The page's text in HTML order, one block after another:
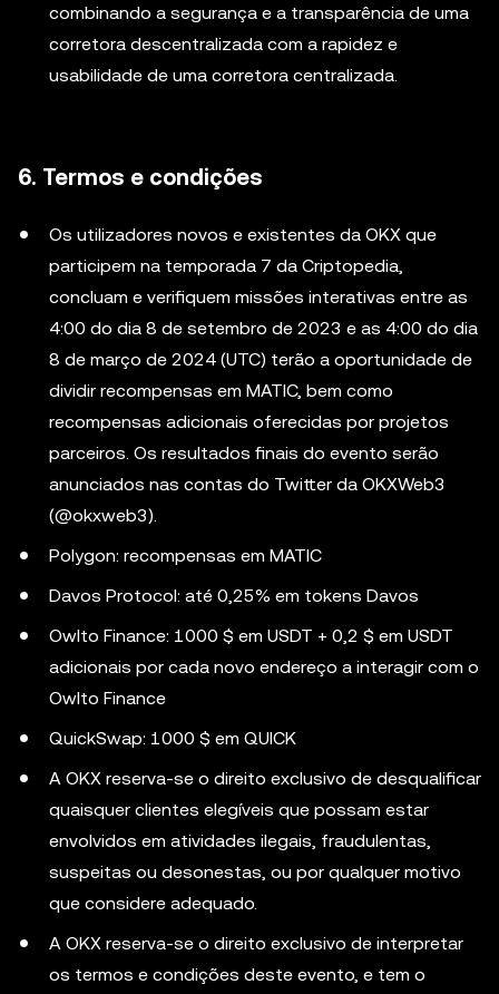
combinando a segurança e a transparência de uma
corretora descentralizada com a rapidez e
usabilidade de uma corretora centralizada.
6. Termos e condições
Os utilizadores novos e existentes da OKX que
participem na temporada 7 da Criptopedia,
concluam e verifiquem missões interativas entre as
4:00 do dia 8 de setembro de 2023 e as 4:00 do dia
8 de março de 2024 (UTC) terão a oportunidade de
dividir recompensas em MATIC, bem como
recompensas adicionais oferecidas por projetos
parceiros. Os resultados finais do evento serão
anunciados nas contas do Twitter da OKXWeb3
(@okxweb3).
Polygon: recompensas em MATIC
Davos Protocol: até 0,25% em tokens Davos
Owlto Finance: 1000 $ em USDT + 0,2 $ em USDT
adicionais por cada novo endereço a interagir com o
Owlto Finance
QuickSwap: 1000 $ em QUICK
A OKX reserva-se o direito exclusivo de desqualificar
quaisquer clientes elegíveis que possam estar
envolvidos em atividades ilegais, fraudulentas,
suspeitas ou desonestas, ou por qualquer motivo
que considere adequado.
A OKX reserva-se o direito exclusivo de interpretar
os termos e condições deste evento, e tem o